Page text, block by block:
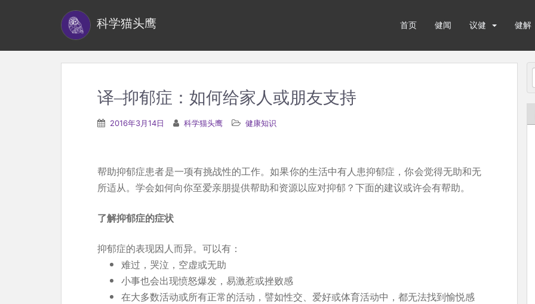
科学猫头鹰 首页 健闻 议健 健解
译–抑郁症：如何给家人或朋友支持
2016年3月14日 科学猫头鹰 健康知识
帮助抑郁症患者是一项有挑战性的工作。如果你的生活中有人患抑郁症，你会觉得无助和无
所适从。学会如何向你至爱亲朋提供帮助和资源以应对抑郁？下面的建议或许会有帮助。
了解抑郁症的症状
抑郁症的表现因人而异。可以有：
难过，哭泣，空虚或无助
小事也会出现愤怒爆发，易激惹或挫败感
在大多数活动或所有正常的活动，譬如性交、爱好或体育活动中，都无法找到愉悦感